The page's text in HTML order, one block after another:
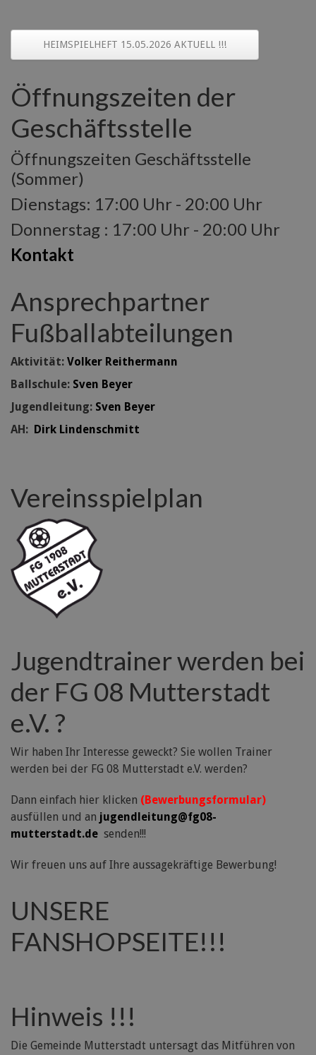
HEIMSPIELHEFT 15.05.2026 AKTUELL !!!
Öffnungszeiten der
Geschäftsstelle
Öffnungszeiten Geschäftsstelle
(Sommer)
Dienstags: 17:00 Uhr - 20:00 Uhr
Donnerstag : 17:00 Uhr - 20:00 Uhr
Kontakt
Ansprechpartner
Fußballabteilungen
Aktivität: Volker Reithermann
Ballschule: Sven Beyer
Jugendleitung: Sven Beyer
AH: Dirk Lindenschmitt
Vereinsspielplan
Jugendtrainer werden bei
der FG 08 Mutterstadt
e.V. ?
Wir haben Ihr Interesse geweckt? Sie wollen Trainer
werden bei der FG 08 Mutterstadt e.V. werden?
Dann einfach hier klicken (Bewerbungsformular)
ausfüllen und an jugendleitung@fg08-
mutterstadt.de senden!!!
Wir freuen uns auf Ihre aussagekräftige Bewerbung!
UNSERE
FANSHOPSEITE!!!
Hinweis !!!
Die Gemeinde Mutterstadt untersagt das Mitführen von